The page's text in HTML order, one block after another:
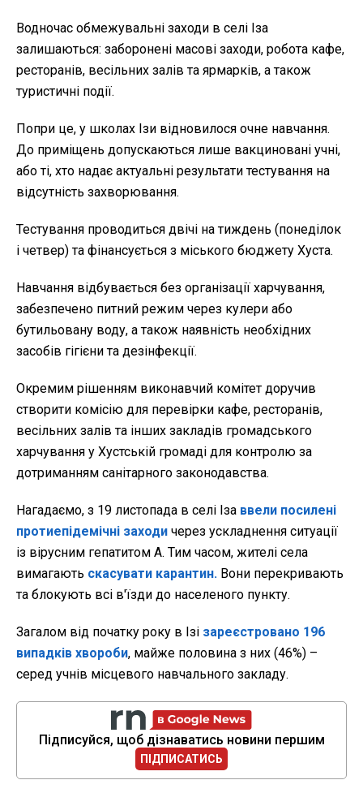
Водночас обмежувальні заходи в селі Іза
залишаються: заборонені масові заходи, робота кафе,
ресторанів, весільних залів та ярмарків, а також
туристичні події.
Попри це, у школах Ізи відновилося очне навчання.
До приміщень допускаються лише вакциновані учні,
або ті, хто надає актуальні результати тестування на
відсутність захворювання.
Тестування проводиться двічі на тиждень (понеділок
і четвер) та фінансується з міського бюджету Хуста.
Навчання відбувається без організації харчування,
забезпечено питний режим через кулери або
бутильовану воду, а також наявність необхідних
засобів гігієни та дезінфекції.
Окремим рішенням виконавчий комітет доручив
створити комісію для перевірки кафе, ресторанів,
весільних залів та інших закладів громадського
харчування у Хустській громаді для контролю за
дотриманням санітарного законодавства.
Нагадаємо, з 19 листопада в селі Іза ввели посилені
протиепідемічні заходи через ускладнення ситуації
із вірусним гепатитом А. Тим часом, жителі села
вимагають скасувати карантин. Вони перекривають
та блокують всі в'їзди до населеного пункту.
Загалом від початку року в Ізі зареєстровано 196
випадків хвороби, майже половина з них (46%) –
серед учнів місцевого навчального закладу.
Підписуйся, щоб дізнаватись новини першим
ПІДПИСАТИСЬ